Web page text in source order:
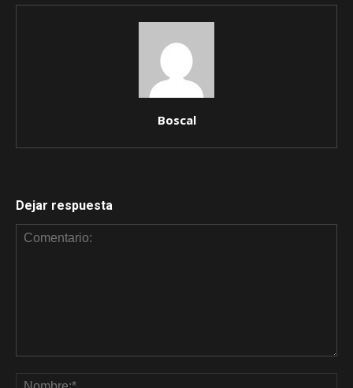
Boscal
Dejar respuesta